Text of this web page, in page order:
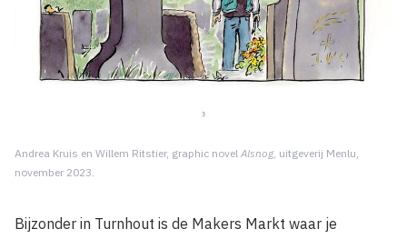
Andrea Kruis en Willem Ritstier, graphic novel Alsnog, uitgeverij Menlu,
november 2023.
Bijzonder in Turnhout is de Makers Markt waar je